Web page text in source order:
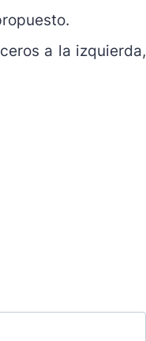
a la izquierda,